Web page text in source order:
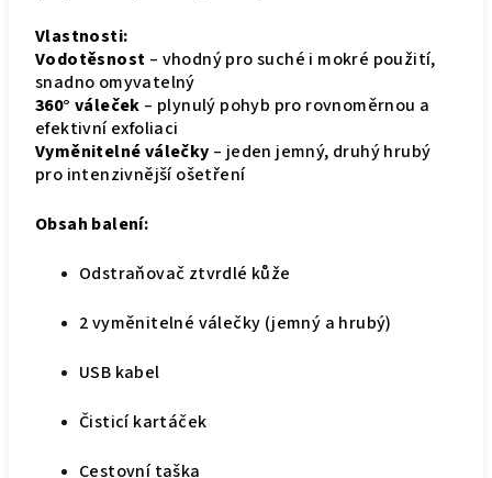
Vlastnosti:
Vodotěsnost – vhodný pro suché i mokré použití,
snadno omyvatelný
360° váleček – plynulý pohyb pro rovnoměrnou a
efektivní exfoliaci
Vyměnitelné válečky – jeden jemný, druhý hrubý
pro intenzivnější ošetření
Obsah balení:
Odstraňovač ztvrdlé kůže
2 vyměnitelné válečky (jemný a hrubý)
USB kabel
Čisticí kartáček
Cestovní taška